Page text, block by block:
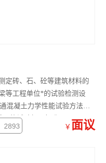
定砖、石、砼等建筑材料的
等工程单位*的试验检测设
混凝土力学性能试验方法标
能试验机》标准。
2893 ￥ 面议